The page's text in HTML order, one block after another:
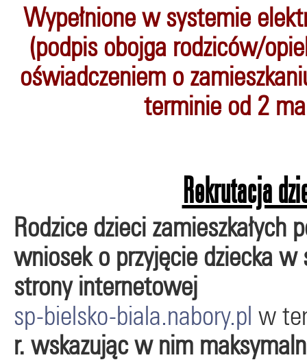
Wypełnione w systemie
(podpis obojga rodziców/
oświadczeniem o
terminie od 2
Rekrutacja
Rodzice dzieci zamieszkałych
wniosek o przyjęcie dziecka
strony internetowej
sp-bielsko-biala.nabory.pl w
r. wskazując w nim